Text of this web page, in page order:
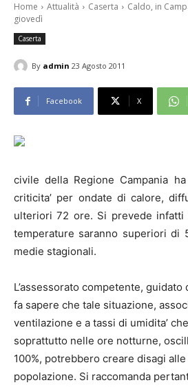
Home Attualità Caserta
Caldo, in
giovedì
Caserta
By admin 23 Agosto 2011
Facebook X
civile della Regione Campania
criticita’ per ondate di calore,
ulteriori 72 ore. Si prevede infatti
temperature saranno superiori di
medie stagionali.
L’assessorato competente, guidato
fa sapere che tale situazione,
ventilazione e a tassi di umidita’
soprattutto nelle ore notturne,
100%, potrebbero creare disagi
popolazione. Si raccomanda